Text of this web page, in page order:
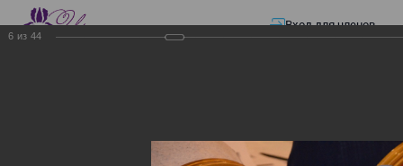
Вход для членов
—ЭЛЕКТРОННЫЕ СЧЕТА-ФАКТУРЫ.
6 из 44